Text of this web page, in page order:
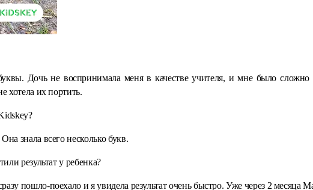
Дочь не воспринимала меня в качестве учителя, и мне было
хотела их портить.
знала всего несколько букв.
результат у ребенка?
пошло-поехало и я увидела результат очень быстро. Уже через 2 месяца